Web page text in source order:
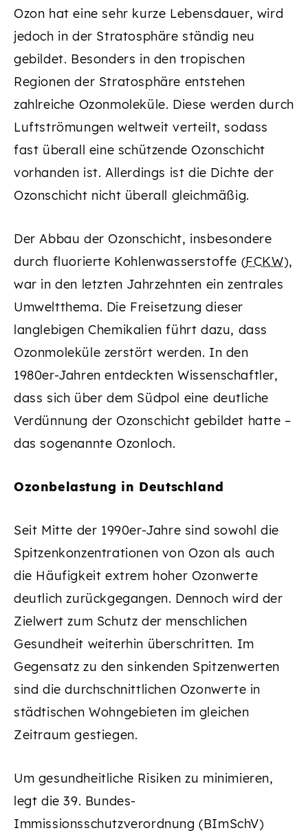
Ozon hat eine sehr kurze Lebensdauer, wird
jedoch in der Stratosphäre ständig neu
gebildet. Besonders in den tropischen
Regionen der Stratosphäre entstehen
zahlreiche Ozonmoleküle. Diese werden durch
Luftströmungen weltweit verteilt, sodass
fast überall eine schützende Ozonschicht
vorhanden ist. Allerdings ist die Dichte der
Ozonschicht nicht überall gleichmäßig.
Der Abbau der Ozonschicht, insbesondere
durch fluorierte Kohlenwasserstoffe (FCKW),
war in den letzten Jahrzehnten ein zentrales
Umweltthema. Die Freisetzung dieser
langlebigen Chemikalien führt dazu, dass
Ozonmoleküle zerstört werden. In den
1980er-Jahren entdeckten Wissenschaftler,
dass sich über dem Südpol eine deutliche
Verdünnung der Ozonschicht gebildet hatte –
das sogenannte Ozonloch.
Ozonbelastung in Deutschland
Seit Mitte der 1990er-Jahre sind sowohl die
Spitzenkonzentrationen von Ozon als auch
die Häufigkeit extrem hoher Ozonwerte
deutlich zurückgegangen. Dennoch wird der
Zielwert zum Schutz der menschlichen
Gesundheit weiterhin überschritten. Im
Gegensatz zu den sinkenden Spitzenwerten
sind die durchschnittlichen Ozonwerte in
städtischen Wohngebieten im gleichen
Zeitraum gestiegen.
Um gesundheitliche Risiken zu minimieren,
legt die 39. Bundes-
Immissionsschutzverordnung (BImSchV)